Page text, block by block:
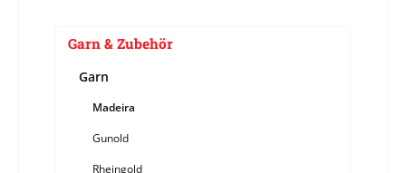
Garn & Zubehör
Garn
Madeira
Gunold
Rheingold